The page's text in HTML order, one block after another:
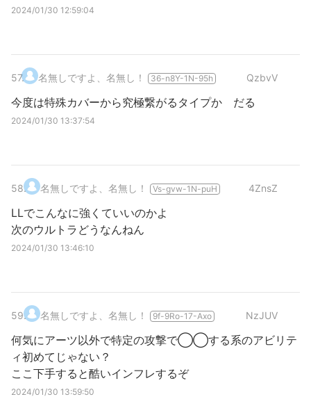
2024/01/30 12:59:04
57. 名無しですよ、名無し！ 36-n8Y-1N-95h QzbvV
今度は特殊カバーから究極繋がるタイプか だる
2024/01/30 13:37:54
58. 名無しですよ、名無し！ Vs-gvw-1N-puH 4ZnsZ
LLでこんなに強くていいのかよ
次のウルトラどうなんねん
2024/01/30 13:46:10
59. 名無しですよ、名無し！ 9f-9Ro-17-Axo NzJUV
何気にアーツ以外で特定の攻撃で◯◯する系のアビリテ
ィ初めてじゃない？
ここ下手すると酷いインフレするぞ
2024/01/30 13:59:50